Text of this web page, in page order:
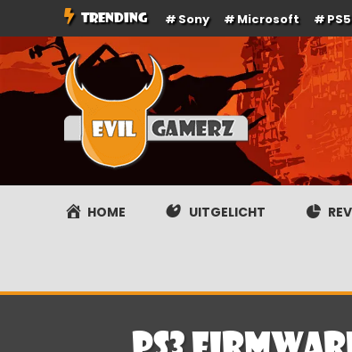
naar
de
TRENDING Sony Microsoft PS5
Evilgamerz
Het meest interessante game nieuws, reviews,
HOME UITGELICHT
PS3